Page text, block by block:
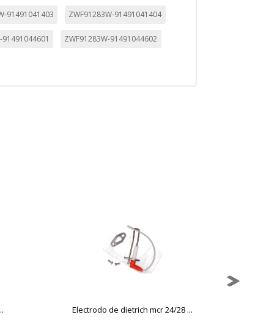
91491041403 ZWF91283W-91491041404
91491044601 ZWF91283W-91491044602
Electrodo de dietrich mcr 24/28 ...